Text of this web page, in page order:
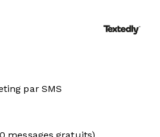
par SMS
messages gratuits)